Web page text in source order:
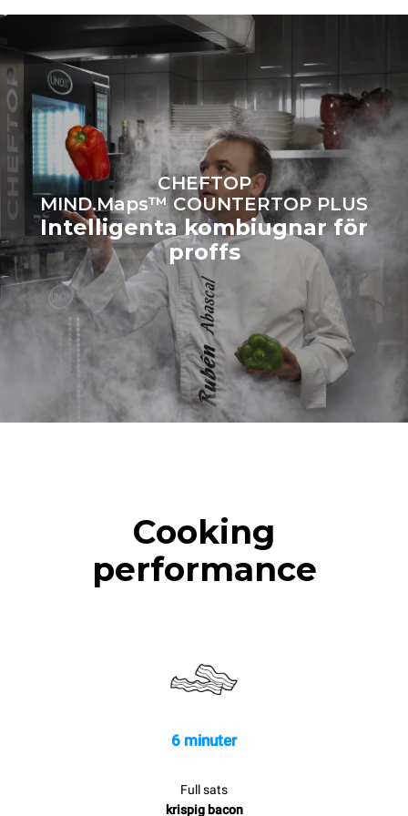
källor.Greenhouse Gas
Beräknad vid daglig användning
av ugnen (300 dagar/år):
6 lätta laddningar grillad
kyckling (laddat med 20%)
1 full laddning rostad
potatis
3 fulla laster matlagning
med ånga
2 timmar tom ugn på 180 °C
veckovisa tvättprogram (42
veckor/år):
1 lång tvätt
1 medium tvätt
CHEFTOP
MIND.Maps™ COUNTERTOP PLUS
Intelligenta kombiugnar för
proffs
Cooking
performance
6 minuter
Full sats
krispig bacon